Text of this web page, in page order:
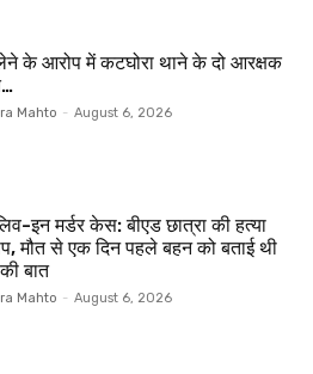
के आरोप में कटघोरा थाने के दो आरक्षक
Mahto - August 6, 2026
इन मर्डर केस: बीएड छात्रा की हत्या
मौत से एक दिन पहले बहन को बताई थी
बात
Mahto - August 6, 2026